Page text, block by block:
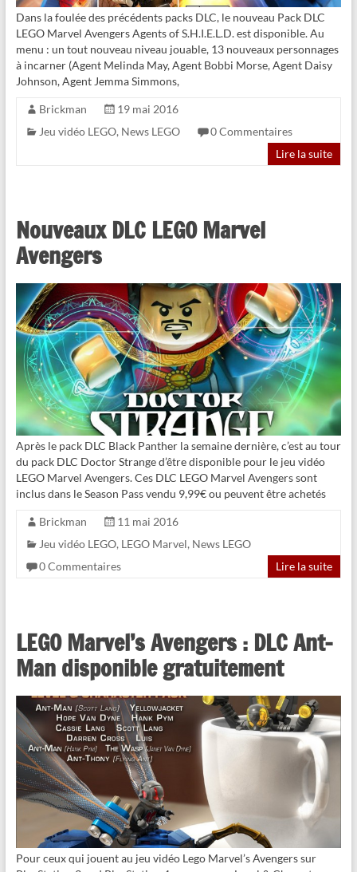
Dans la foulée des précédents packs DLC, le nouveau Pack DLC
LEGO Marvel Avengers Agents of S.H.I.E.L.D. est disponible. Au
menu : un tout nouveau niveau jouable, 13 nouveaux personnages
à incarner (Agent Melinda May, Agent Bobbi Morse, Agent Daisy
Johnson, Agent Jemma Simmons,
Brickman
19 mai 2016
Jeu vidéo LEGO, News LEGO
0 Commentaires
Lire la suite
Nouveaux DLC LEGO Marvel
Avengers
Après le pack DLC Black Panther la semaine dernière, c’est au tour
du pack DLC Doctor Strange d’être disponible pour le jeu vidéo
LEGO Marvel Avengers. Ces DLC LEGO Marvel Avengers sont
inclus dans le Season Pass vendu 9,99€ ou peuvent être achetés
Brickman
11 mai 2016
Jeu vidéo LEGO, LEGO Marvel, News LEGO
0 Commentaires
Lire la suite
LEGO Marvel’s Avengers : DLC Ant-
Man disponible gratuitement
Pour ceux qui jouent au jeu vidéo Lego Marvel’s Avengers sur